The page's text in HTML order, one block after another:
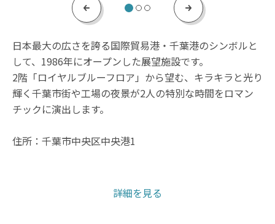
Previous Next
日本最大の広さを誇る国際貿易港・千葉港のシンボルと
して、1986年にオープンした展望施設です。
2階「ロイヤルブルーフロア」から望む、キラキラと光り
輝く千葉市街や工場の夜景が2人の特別な時間をロマン
チックに演出します。
住所：千葉市中央区中央港1
詳細を見る